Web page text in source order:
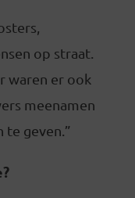
op straat.
waren er ook
meenamen
te geven.”